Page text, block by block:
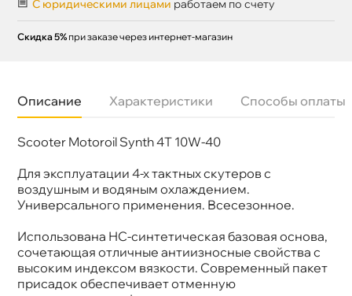
С юридическими лицами работаем по счету
Скидка 5% при заказе через интернет-магазин
Описание Характеристики Способы оплаты
Scooter Motoroil Synth 4T 10W-40
Для эксплуатации 4-х тактных скутеров с
оздушным и водяным охлаждением.
Универсального применения. Всесезонное.
Использована НС-синтетическая базовая основа,
сочетающая отличные антиизносные свойства с
ысоким индексом вязкости. Современный пакет
присадок обеспечивает отменную
язкость
10W-40
LIQUI MOLY
Тип масла
Синтетика
Допуски
JASO: MA2
Спецификации
API: SL
Объем
1л